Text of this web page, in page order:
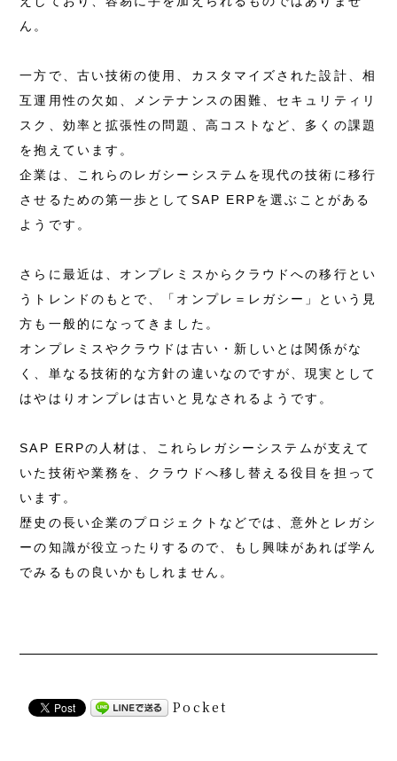
ん。
一方で、古い技術の使用、カスタマイズされた設計、相
互運用性の欠如、メンテナンスの困難、セキュリティリ
スク、効率と拡張性の問題、高コストなど、多くの課題
を抱えています。
企業は、これらのレガシーシステムを現代の技術に移行
させるための第一歩としてSAP ERPを選ぶことがある
ようです。
さらに最近は、オンプレミスからクラウドへの移行とい
うトレンドのもとで、「オンプレ＝レガシー」という見
方も一般的になってきました。
オンプレミスやクラウドは古い・新しいとは関係がな
く、単なる技術的な方針の違いなのですが、現実として
はやはりオンプレは古いと見なされるようです。
SAP ERPの人材は、これらレガシーシステムが支えて
いた技術や業務を、クラウドへ移し替える役目を担って
います。
歴史の長い企業のプロジェクトなどでは、意外とレガシ
ーの知識が役立ったりするので、もし興味があれば学ん
でみるもの良いかもしれません。
Pocket